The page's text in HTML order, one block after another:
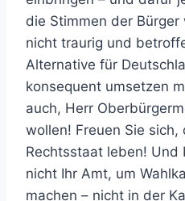
die Stimmen der
nicht traurig und
Alternative für
konsequent umsetzen
auch, Herr
wollen! Freuen Sie sich,
Rechtsstaat leben! Und
nicht Ihr Amt, um
machen – nicht in der